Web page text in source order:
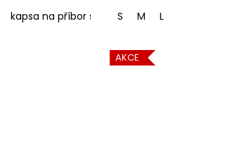
kapsa na příbor sada 8ks ubrousek s kroužkem
S M L
AKCE